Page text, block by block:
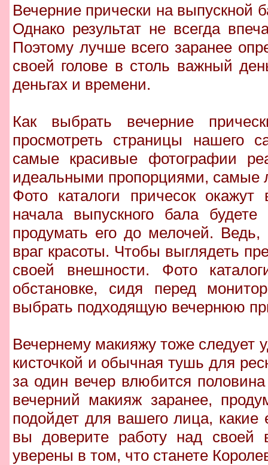
Вечерние прически на выпускной
Однако результат не всегда
Поэтому лучше всего заранее
своей голове в столь важный
деньгах и времени.
Как выбрать вечерние
просмотреть страницы нашего
самые красивые фотографии
идеальными пропорциями, самые
Фото каталоги причесок
начала выпускного бала
продумать его до мелочей.
враг красоты. Чтобы выглядеть
своей внешности. Фото
обстановке, сидя перед
выбрать подходящую вечернюю
Вечернему макияжу тоже
кисточкой и обычная тушь для
за один вечер влюбится
вечерний макияж заранее,
подойдет для вашего лица, какие
вы доверите работу над своей
уверены в том, что станете